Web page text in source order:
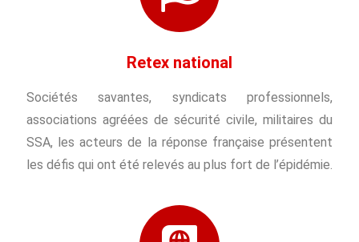
Retex national
Sociétés savantes, syndicats professionnels,
associations agréées de sécurité civile, militaires du
SSA, les acteurs de la réponse française présentent
les défis qui ont été relevés au plus fort de l’épidémie.